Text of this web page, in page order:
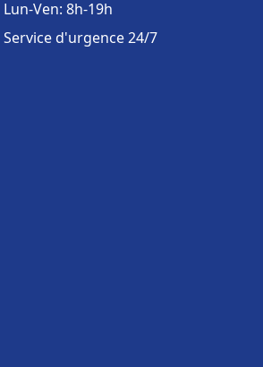
Lun-Ven: 8h-19h
Service d'urgence 24/7